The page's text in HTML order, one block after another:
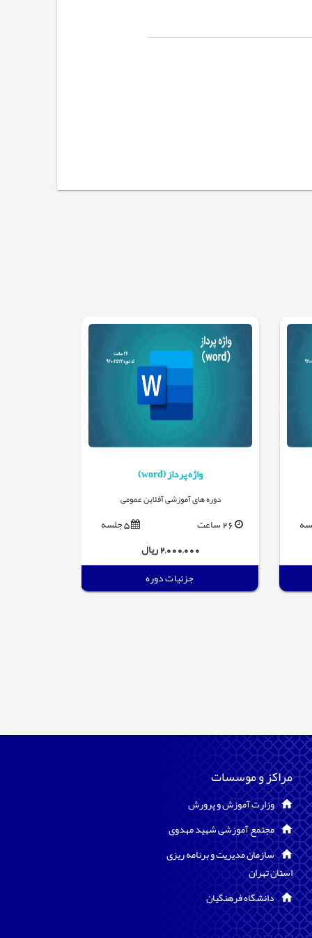
واژه پرداز (word)
دوره های آموزشی آفلاین عمومی
26 ساعت
5 جلسه
2,000,000 ریال
جزئیات دوره
مراکز و موسسات
وزارت آموزش و پرورش
مجتمع آموزشی شهید مهدوی
سازمان مدیریت و برنامه ریزی
استان تهران
دانشگاه فرهنگیان